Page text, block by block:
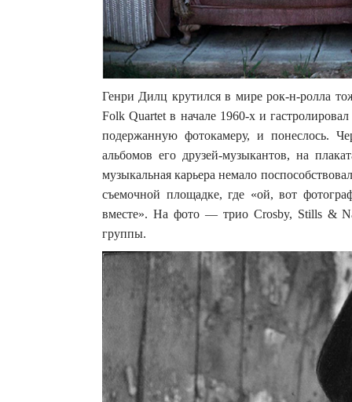
Генри Дилц крутился в мире рок-н-ролла
Folk Quartet в начале 1960-х и
подержанную фотокамеру, и понеслось.
альбомов его друзей-музыкантов, на
музыкальная карьера немало
съемочной площадке, где «ой, вот
вместе». На фото — трио Crosby, Stills &
группы.